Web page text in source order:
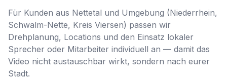
Für Kunden aus Nettetal und Umgebung (Niederrhein,
Schwalm-Nette, Kreis Viersen) passen wir
Drehplanung, Locations und den Einsatz lokaler
Sprecher oder Mitarbeiter individuell an — damit das
Video nicht austauschbar wirkt, sondern nach eurer
Stadt.